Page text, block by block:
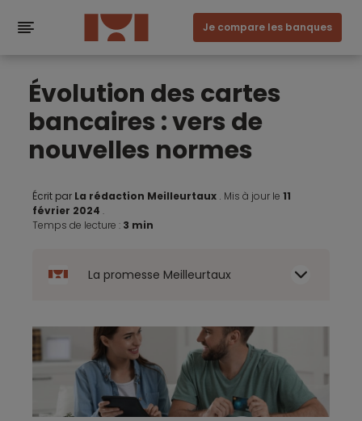
Je compare les banques
Évolution des cartes
bancaires : vers de
nouvelles normes
Écrit par La rédaction Meilleurtaux . Mis à jour le 11
février 2024 .
Temps de lecture : 3 min
La promesse Meilleurtaux